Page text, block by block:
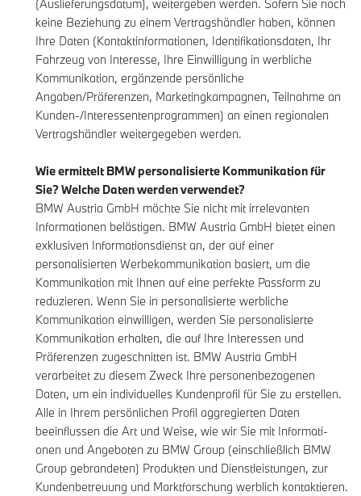
(Auslieferungsdatum), weitergeben werden. Sofern Sie noch
keine Beziehung zu einem Vertragshändler haben, können
Ihre Daten (Kontaktinformationen, Identifikationsdaten, Ihr
Fahrzeug von Interesse, Ihre Einwilligung in werbliche
Kommunikation, ergänzende persönliche
Angaben/Präferenzen, Marketingkampagnen, Teilnahme an
Kunden-/Interessentenprogrammen) an einen regionalen
Vertragshändler weitergegeben werden.
Wie ermittelt BMW personalisierte Kommunikation für
Sie? Welche Daten werden verwendet?
BMW Austria GmbH möchte Sie nicht mit irrelevanten
Informationen belästigen. BMW Austria GmbH bietet einen
exklusiven Informationsdienst an, der auf einer
personalisierten Werbekommunikation basiert, um die
Kommunikation mit Ihnen auf eine perfekte Passform zu
reduzieren. Wenn Sie in personalisierte werbliche
Kommunikation einwilligen, werden Sie personalisierte
Kommunikation erhalten, die auf Ihre Interessen und
Präferenzen zugeschnitten ist. BMW Austria GmbH
verarbeitet zu diesem Zweck Ihre personenbezogenen
Daten, um ein individuelles Kundenprofil für Sie zu erstellen.
Alle in Ihrem persönlichen Profil aggregierten Daten
beeinflussen die Art und Weise, wie wir Sie mit Informati-
onen und Angeboten zu BMW Group (einschließlich BMW
Group gebrandeten) Produkten und Dienstleistungen, zur
Kundenbetreuung und Marktforschung werblich kontaktieren.